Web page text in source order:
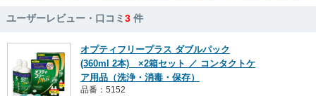
ユーザーレビュー・口コミ3 件
オプティフリープラス ダブルパック
(360ml 2本) ×2箱セット ／ コンタクトケ
ア用品（洗浄・消毒・保存）
品番：5152